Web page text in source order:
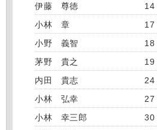
伊藤 尊徳
14
小林 章
17
小野 義智
18
茅野 貴之
19
内田 貴志
24
小林 弘幸
27
小林 幸三郎
30